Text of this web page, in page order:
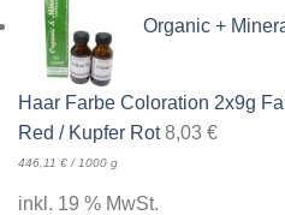
Organic +
Haar Farbe Coloration 2x9g
Red / Kupfer Rot 8,03 €
446,11 € / 1000 g
inkl. 19 % MwSt.